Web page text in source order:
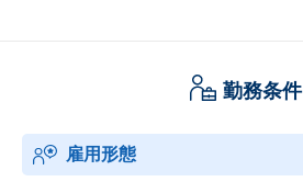
勤務条件
雇用形態